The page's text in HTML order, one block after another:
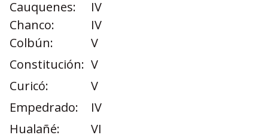
Cauquenes:
IV
Chanco:
IV
Colbún:
V
Constitución: V
Curicó:
V
Empedrado:
IV
Hualañé:
VI